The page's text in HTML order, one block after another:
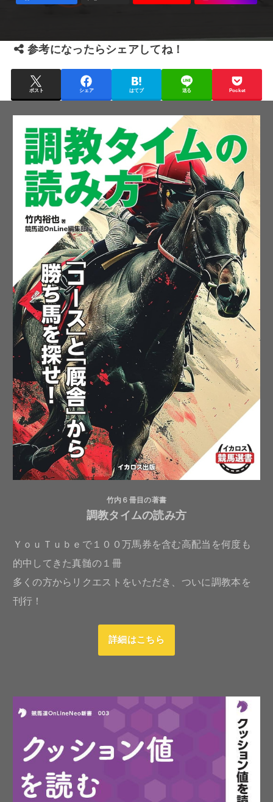
参考になったらシェアしてね！
ポスト シェア はてブ 送る Pocket
竹内６冊目の著書
調教タイムの読み方
ＹｏｕＴｕｂｅで１００万馬券を含む高配当を何度も
的中してきた真髄の１冊
多くの方からリクエストをいただき、ついに調教本を
刊行！
詳細はこちら